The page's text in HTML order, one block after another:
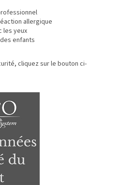
allergique
les yeux
enfants
cliquez sur le bouton ci-